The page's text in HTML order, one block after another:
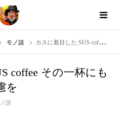
モノ談 カスに着目した SUS coffee その一杯にも地球への優しい配慮を
coffee その一杯にも
を
談